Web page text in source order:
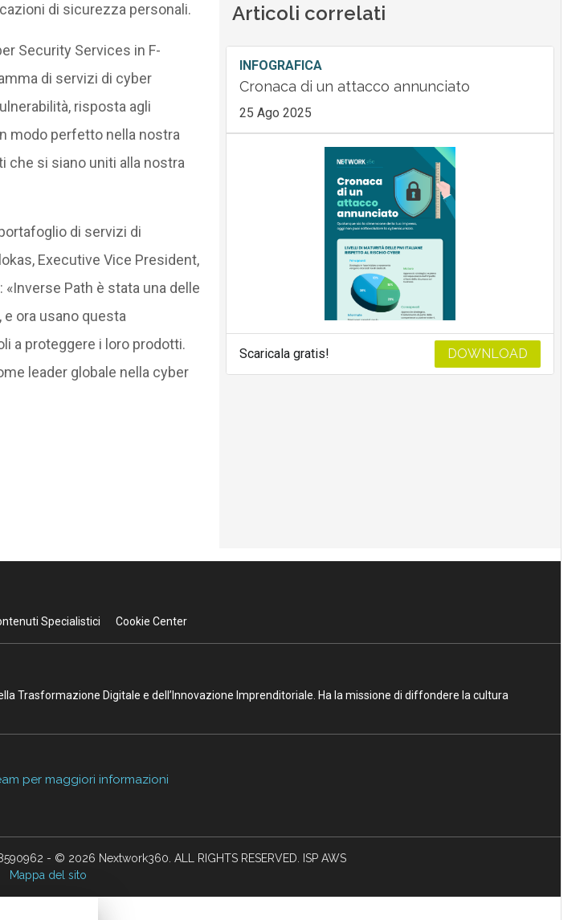
di sicurezza personali.
Security Services in F-
di servizi di cyber
risposta agli
modo perfetto nella nostra
che si siano uniti alla nostra
di servizi di
Executive Vice President,
Path è stata una delle
ora usano questa
a proteggere i loro prodotti.
leader globale nella cyber
Articoli correlati
INFOGRAFICA
Cronaca di un attacco annunciato
25 Ago 2025
Scaricala gratis! DOWNLOAD
Specialistici Cookie Center
Trasformazione Digitale e dell’Innovazione Imprenditoriale. Ha la missione di diffondere la cultura
per maggiori informazioni
- © 2026 Nextwork360. ALL RIGHTS RESERVED. ISP AWS
Mappa del sito